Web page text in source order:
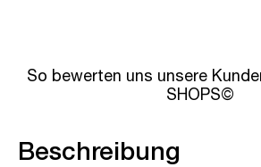
So bewerten uns unsere
SHOPS©
Beschreibung